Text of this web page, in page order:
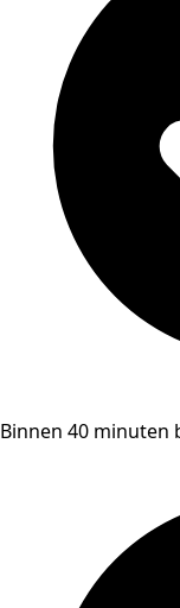
Binnen 40 minuten